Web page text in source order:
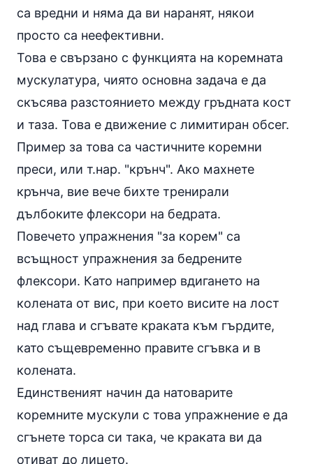
са вредни и няма да ви наранят, някои
просто са неефективни.
Това е свързано с функцията на коремната
мускулатура, чиято основна задача е да
скъсява разстоянието между гръдната кост
и таза. Това е движение с лимитиран обсег.
Пример за това са частичните коремни
преси, или т.нар. "крънч". Ако махнете
крънча, вие вече бихте тренирали
дълбоките флексори на бедрата.
Повечето упражнения "за корем" са
всъщност упражнения за бедрените
флексори. Като например вдигането на
колената от вис, при което висите на лост
над глава и сгъвате краката към гърдите,
като същевременно правите сгъвка и в
колената.
Единственият начин да натоварите
коремните мускули с това упражнение е да
сгънете торса си така, че краката ви да
отиват до лицето.